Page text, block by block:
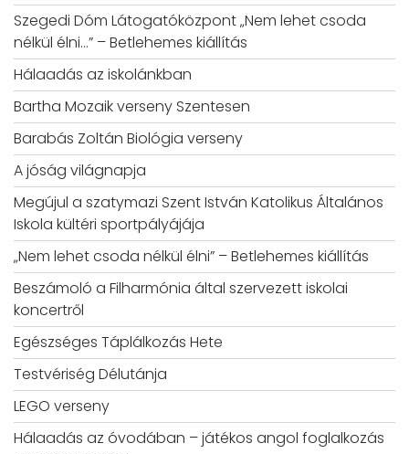
Szegedi Dóm Látogatóközpont „Nem lehet csoda
nélkül élni…” – Betlehemes kiállítás
Hálaadás az iskolánkban
Bartha Mozaik verseny Szentesen
Barabás Zoltán Biológia verseny
A jóság világnapja
Megújul a szatymazi Szent István Katolikus Általános
Iskola kültéri sportpályájája
„Nem lehet csoda nélkül élni” – Betlehemes kiállítás
Beszámoló a Filharmónia által szervezett iskolai
koncertről
Egészséges Táplálkozás Hete
Testvériség Délutánja
LEGO verseny
Hálaadás az óvodában – játékos angol foglalkozás